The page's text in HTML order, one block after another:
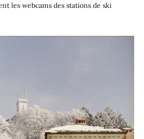
les webcams des stations de ski